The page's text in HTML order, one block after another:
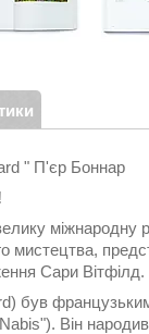
" П'єр Боннар
міжнародну
мистецтва,
Сари Вітфілд.
був
Він